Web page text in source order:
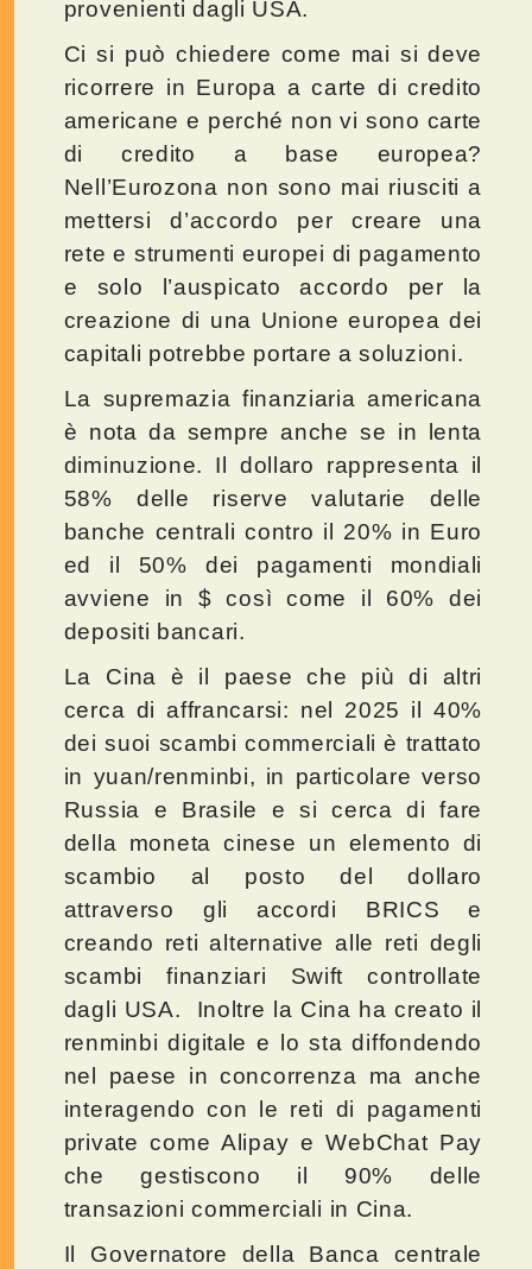
provenienti dagli USA.
Ci si può chiedere come mai si deve
ricorrere in Europa a carte di credito
americane e perché non vi sono carte
di credito a base europea?
Nell’Eurozona non sono mai riusciti a
mettersi d’accordo per creare una
rete e strumenti europei di pagamento
e solo l’auspicato accordo per la
creazione di una Unione europea dei
capitali potrebbe portare a soluzioni.
La supremazia finanziaria americana
è nota da sempre anche se in lenta
diminuzione. Il dollaro rappresenta il
58% delle riserve valutarie delle
banche centrali contro il 20% in Euro
ed il 50% dei pagamenti mondiali
avviene in $ così come il 60% dei
depositi bancari.
La Cina è il paese che più di altri
cerca di affrancarsi: nel 2025 il 40%
dei suoi scambi commerciali è trattato
in yuan/renminbi, in particolare verso
Russia e Brasile e si cerca di fare
della moneta cinese un elemento di
scambio al posto del dollaro
attraverso gli accordi BRICS e
creando reti alternative alle reti degli
scambi finanziari Swift controllate
dagli USA. Inoltre la Cina ha creato il
renminbi digitale e lo sta diffondendo
nel paese in concorrenza ma anche
interagendo con le reti di pagamenti
private come Alipay e WebChat Pay
che gestiscono il 90% delle
transazioni commerciali in Cina.
Il Governatore della Banca centrale